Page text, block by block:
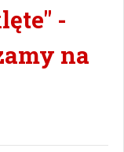
-
na